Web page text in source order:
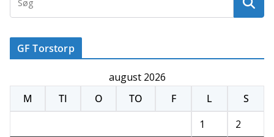
GF Torstorp
august 2026
M
TI O TO F L
S
1
2